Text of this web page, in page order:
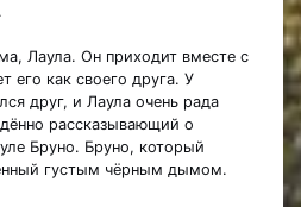
Лаула. Он приходит вместе с
его как своего друга. У
друг, и Лаула очень рада
рассказывающий о
Бруно. Бруно, который
густым чёрным дымом.